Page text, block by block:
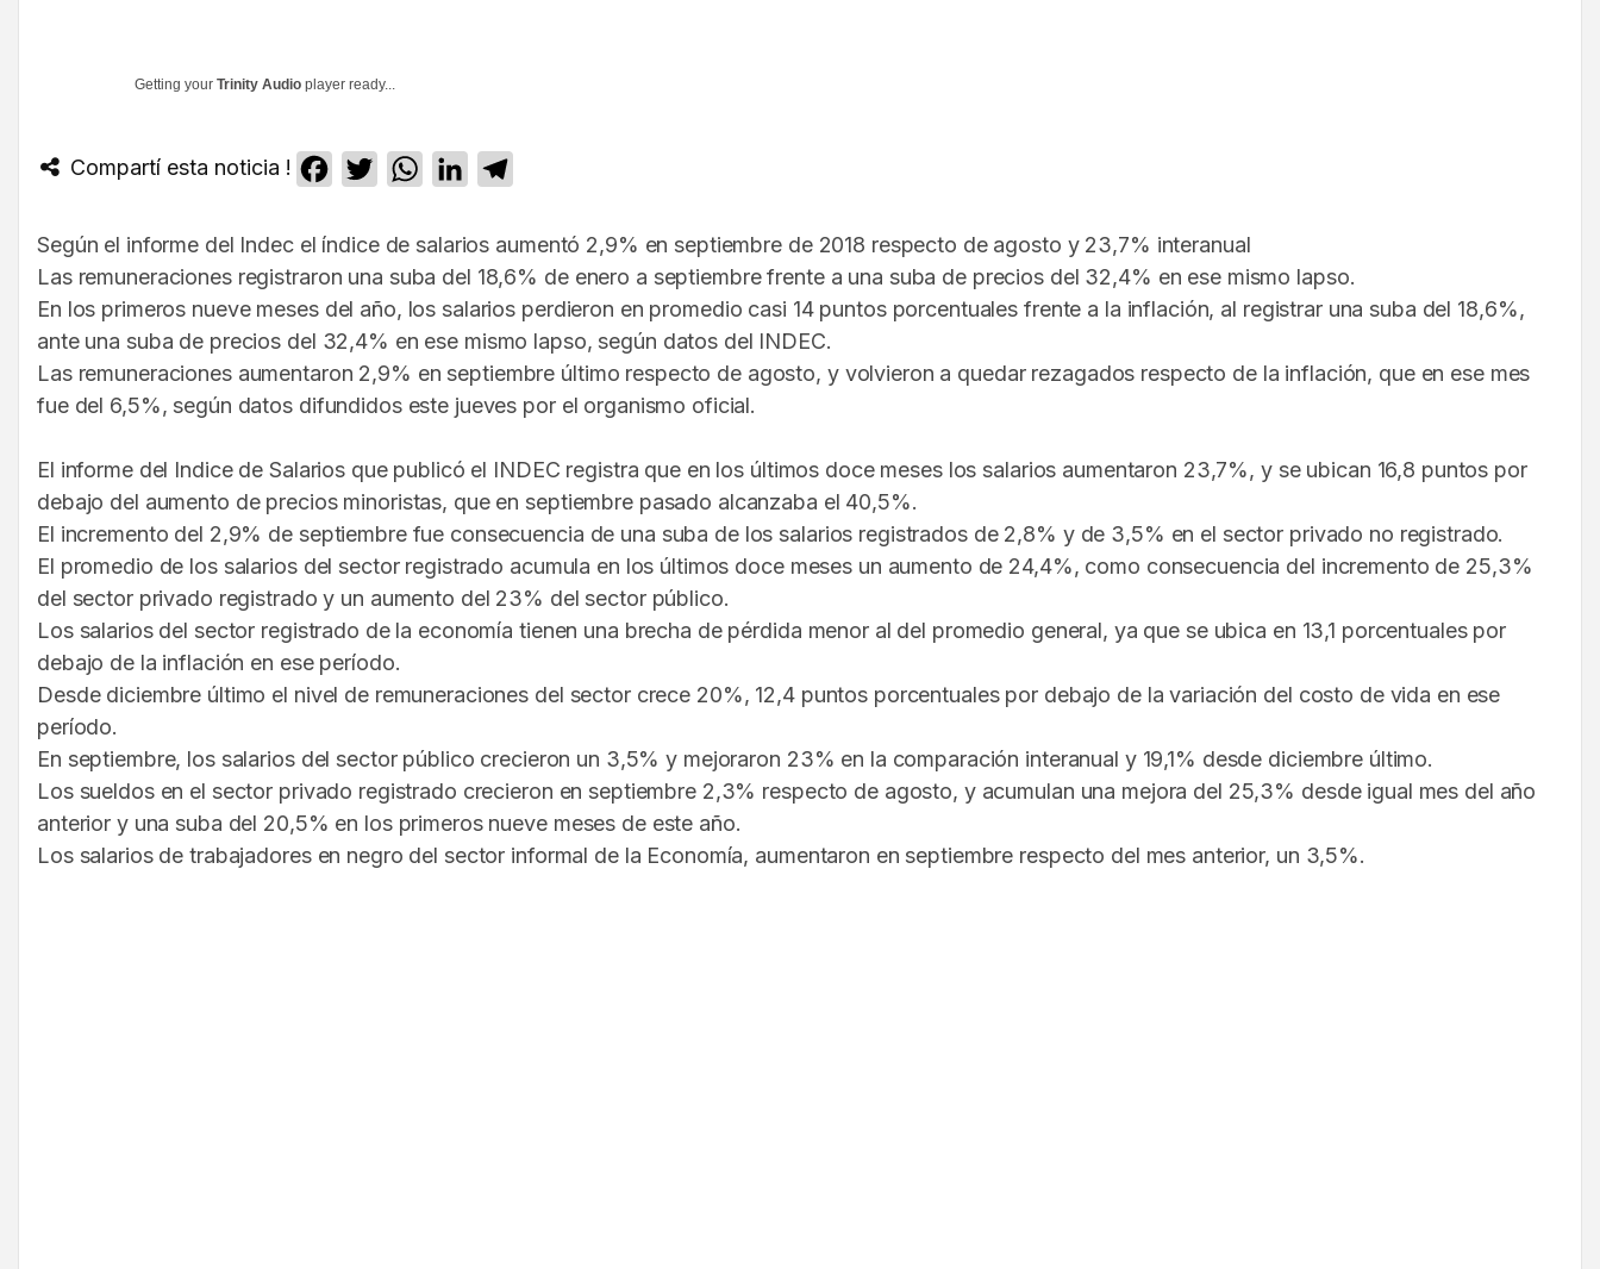
Getting your Trinity Audio player ready...
Compartí esta noticia ! Facebook
TwitterWhatsApp
LinkedIn
Según el informe del Indec el índice de salarios aumentó 2,9% en septiembre de 2018 respecto de agosto y 23,7% interanual
Las remuneraciones registraron una suba del 18,6% de enero a septiembre frente a una suba de precios del 32,4% en ese mismo lapso.
En los primeros nueve meses del año, los salarios perdieron en promedio casi 14 puntos porcentuales frente a la inflación, al registrar una suba del 18,6%,
ante una suba de precios del 32,4% en ese mismo lapso, según datos del INDEC.
Las remuneraciones aumentaron 2,9% en septiembre último respecto de agosto, y volvieron a quedar rezagados respecto de la inflación, que en ese mes
fue del 6,5%, según datos difundidos este jueves por el organismo oficial.
El informe del Indice de Salarios que publicó el INDEC registra que en los últimos doce meses los salarios aumentaron 23,7%, y se ubican 16,8 puntos por
debajo del aumento de precios minoristas, que en septiembre pasado alcanzaba el 40,5%.
El incremento del 2,9% de septiembre fue consecuencia de una suba de los salarios registrados de 2,8% y de 3,5% en el sector privado no registrado.
El promedio de los salarios del sector registrado acumula en los últimos doce meses un aumento de 24,4%, como consecuencia del incremento de 25,3%
del sector privado registrado y un aumento del 23% del sector público.
Los salarios del sector registrado de la economía tienen una brecha de pérdida menor al del promedio general, ya que se ubica en 13,1 porcentuales por
debajo de la inflación en ese período.
Desde diciembre último el nivel de remuneraciones del sector crece 20%, 12,4 puntos porcentuales por debajo de la variación del costo de vida en ese
período.
En septiembre, los salarios del sector público crecieron un 3,5% y mejoraron 23% en la comparación interanual y 19,1% desde diciembre último.
Los sueldos en el sector privado registrado crecieron en septiembre 2,3% respecto de agosto, y acumulan una mejora del 25,3% desde igual mes del año
anterior y una suba del 20,5% en los primeros nueve meses de este año.
Los salarios de trabajadores en negro del sector informal de la Economía, aumentaron en septiembre respecto del mes anterior, un 3,5%.